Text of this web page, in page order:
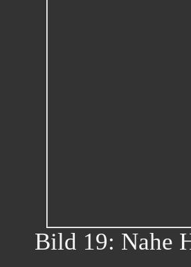
Bild 19: Nahe